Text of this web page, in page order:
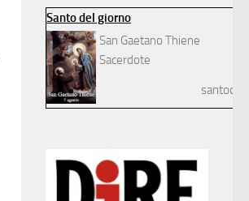
Santo del giorno
San Gaetano Thiene
Sacerdote